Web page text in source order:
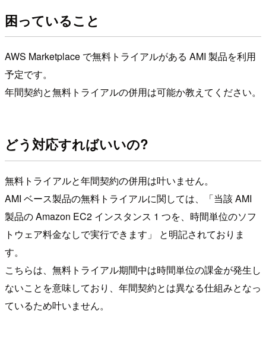
困っていること
AWS Marketplace で無料トライアルがある AMI 製品を利用
予定です。
年間契約と無料トライアルの併用は可能か教えてください。
どう対応すればいいの?
無料トライアルと年間契約の併用は叶いません。
AMI ベース製品の無料トライアルに関しては、「当該 AMI
製品の Amazon EC2 インスタンス 1 つを、時間単位のソフ
トウェア料金なしで実行できます」 と明記されておりま
す。
こちらは、無料トライアル期間中は時間単位の課金が発生し
ないことを意味しており、年間契約とは異なる仕組みとなっ
ているため叶いません。